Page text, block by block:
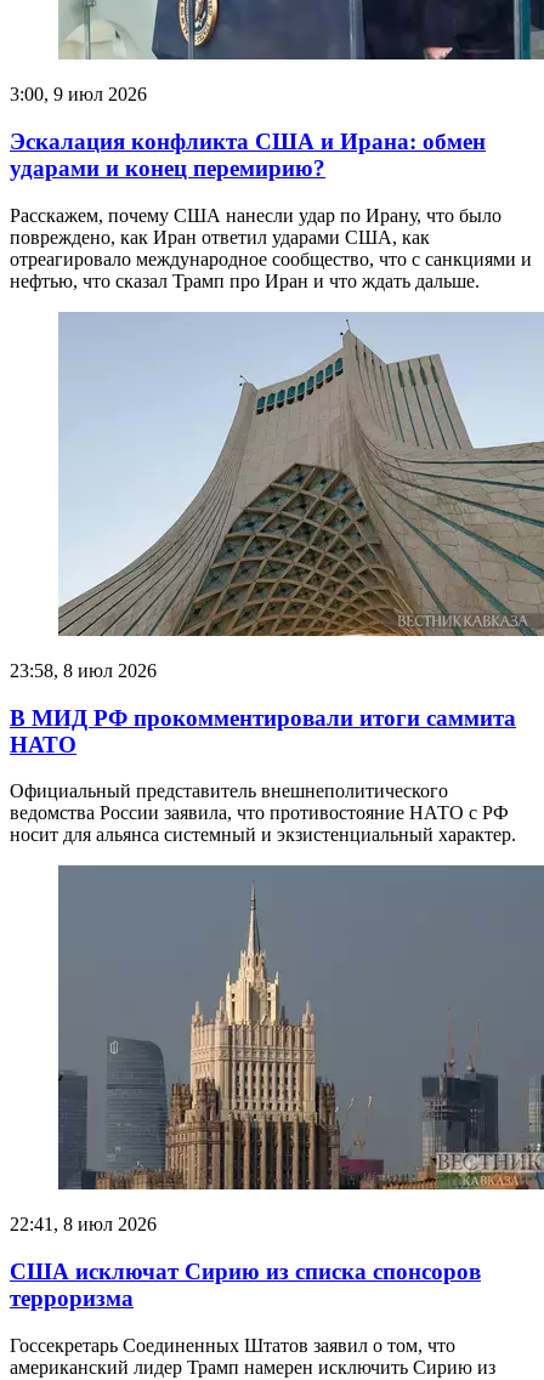
3:00, 9 июл 2026
Эскалация конфликта США и Ирана: обмен
ударами и конец перемирию?
Расскажем, почему США нанесли удар по Ирану, что было
повреждено, как Иран ответил ударами США, как
отреагировало международное сообщество, что с санкциями и
нефтью, что сказал Трамп про Иран и что ждать дальше.
23:58, 8 июл 2026
В МИД РФ прокомментировали итоги саммита
НАТО
Официальный представитель внешнеполитического
ведомства России заявила, что противостояние НАТО с РФ
носит для альянса системный и экзистенциальный характер.
22:41, 8 июл 2026
США исключат Сирию из списка спонсоров
терроризма
Госсекретарь Соединенных Штатов заявил о том, что
американский лидер Трамп намерен исключить Сирию из